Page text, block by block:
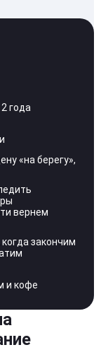
года
«на берегу»,
вернем
закончим
и кофе